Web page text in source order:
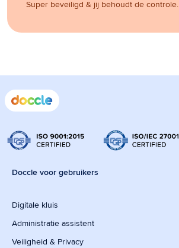
Super beveiligd & jij behoudt de controle.
Doccle voor gebruikers
Digitale kluis
Administratie assistent
Veiligheid & Privacy